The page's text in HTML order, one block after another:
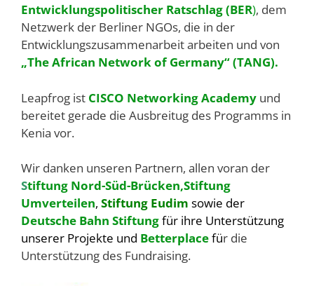
Entwicklungspolitischer Ratschlag (BER), dem
Netzwerk der Berliner NGOs, die in der
Entwicklungszusammenarbeit arbeiten und von
„The African Network of Germany“ (TANG).
Leapfrog ist CISCO Networking Academy und
bereitet gerade die Ausbreitug des Programms in
Kenia vor.
Wir danken unseren Partnern, allen voran der
Stiftung Nord-Süd-Brücken,Stiftung
Umverteilen, Stiftung Eudim sowie der
Deutsche Bahn Stiftungfür ihre Unterstützung
unserer Projekte und Betterplacefür die
Unterstützung des Fundraising.